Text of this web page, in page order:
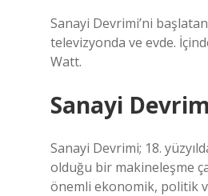
Sanayi Devrimi’ni
televizyonda ve evde.
Watt.
Sanayi
Sanayi Devrimi; 18.
olduğu bir makineleşme
önemli ekonomik, politik